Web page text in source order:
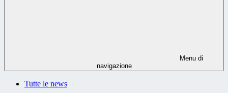
Menu di
navigazione
Tutte le news